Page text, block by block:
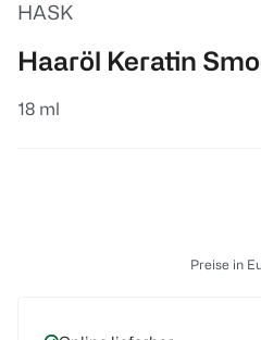
HASK
Haaröl Keratin
18 ml
Preise in